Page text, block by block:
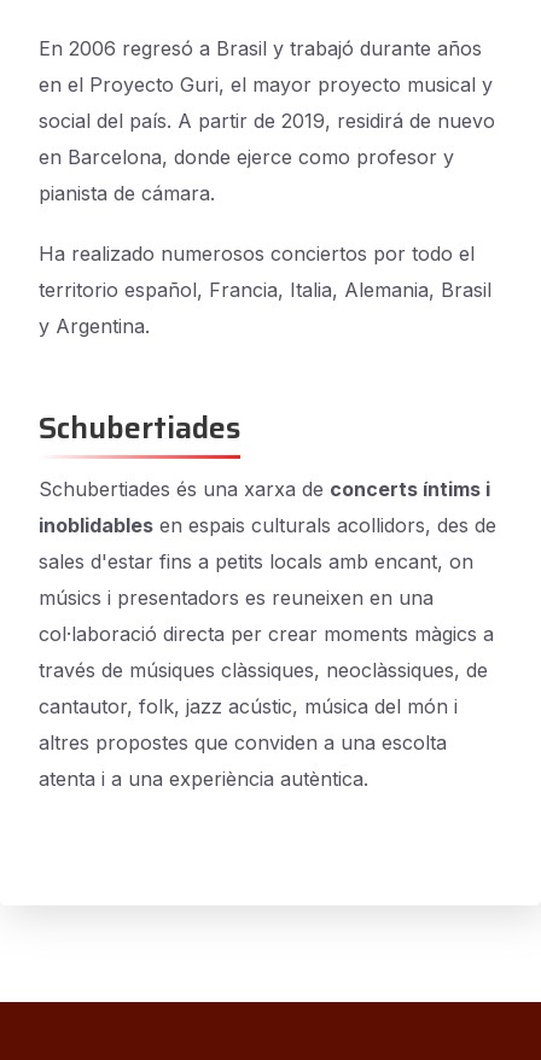
En 2006 regresó a Brasil y trabajó durante años
en el Proyecto Guri, el mayor proyecto musical y
social del país. A partir de 2019, residirá de nuevo
en Barcelona, ​​donde ejerce como profesor y
pianista de cámara.
Ha realizado numerosos conciertos por todo el
territorio español, Francia, Italia, Alemania, Brasil
y Argentina.
Schubertiades
Schubertiades és una xarxa de concerts íntims i
inoblidables en espais culturals acollidors, des de
sales d'estar fins a petits locals amb encant, on
músics i presentadors es reuneixen en una
col·laboració directa per crear moments màgics a
través de músiques clàssiques, neoclàssiques, de
cantautor, folk, jazz acústic, música del món i
altres propostes que conviden a una escolta
atenta i a una experiència autèntica.